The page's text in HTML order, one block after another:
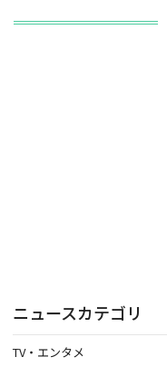
ニュースカテゴリ
TV・エンタメ